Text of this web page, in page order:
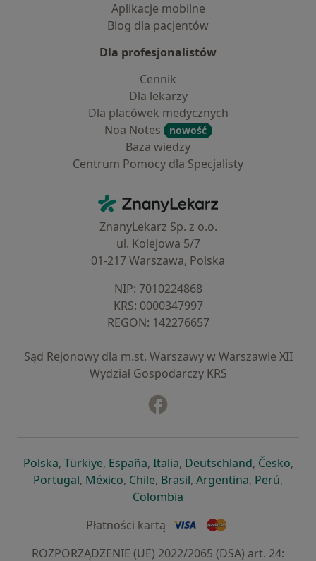
Aplikacje mobilne
Blog dla pacjentów
Dla profesjonalistów
Cennik
Dla lekarzy
Dla placówek medycznych
Noa Notes
nowość
Baza wiedzy
Centrum Pomocy dla Specjalisty
ZnanyLekarz - Strona główna
ZnanyLekarz Sp. z o.o.
ul. Kolejowa 5/7
01-217 Warszawa, Polska
NIP: ⁠7010224868
KRS: ⁠0000347997
REGON: ⁠142276657
Sąd Rejonowy dla m.st. Warszawy w Warszawie XII
Wydział Gospodarczy KRS
Polskaotwiera się w nowej karcie
, Türkiyeotwiera się w nowej karcie
, Españaotwiera się w nowej karcie
, Italiaotwiera się w nowej
, Deutschlandotwiera się
, Česko,
Portugalotwiera się w nowej karcie
, Méxicootwiera się w nowej karcie
, Chileotwiera się w nowej karcie
, Brasilotwiera się w nowej
, Argentinaotwiera się
, Perú,
Colombia
Płatności kartą
ROZPORZĄDZENIE (UE) 2022/2065 (DSA) art. 24: